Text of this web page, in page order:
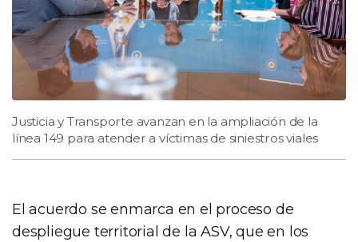
Justicia y Transporte avanzan en la ampliación de la
línea 149 para atender a víctimas de siniestros viales
El acuerdo se enmarca en el proceso de
despliegue territorial de la ASV, que en los